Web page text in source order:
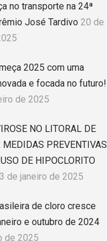
no transporte na 24ª
José Tardivo 20 de
2025 com uma
e focada no futuro!
de 2025
NO LITORAL DE
MEDIDAS PREVENTIVAS
DE HIPOCLORITO
de janeiro de 2025
de cloro cresce
e outubro de 2024
de 2025